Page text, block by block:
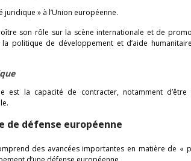
» à l’Union européenne.
son rôle sur la scène internationale et de
politique de développement et d’aide
est la capacité de contracter, notamment
de défense européenne
des avancées importantes en matière de